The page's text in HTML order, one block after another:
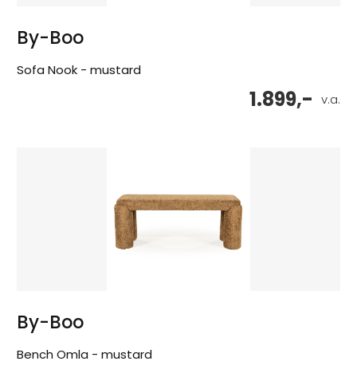
By-Boo
Sofa Nook - mustard
v.a.
1.899,-
By-Boo
Bench Omla - mustard